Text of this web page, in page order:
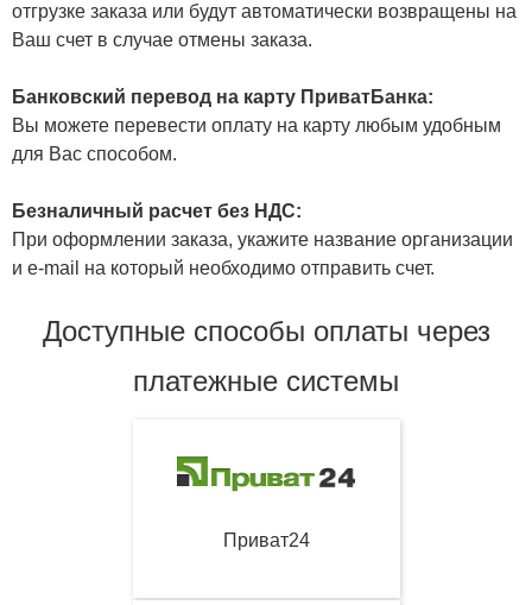
отгрузке заказа или будут автоматически возвращены на
Ваш счет в случае отмены заказа.
Банковский перевод на карту ПриватБанка:
Вы можете перевести оплату на карту любым удобным
для Вас способом.
Безналичный расчет без НДС:
При оформлении заказа, укажите название организации
и e-mail на который необходимо отправить счет.
Доступные способы оплаты через
платежные системы
Приват24